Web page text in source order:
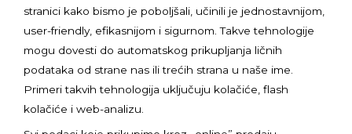
stranici kako bismo je poboljšali, učinili je jednostavnijom,
user-friendly, efikasnijom i sigurnom. Takve tehnologije
mogu dovesti do automatskog prikupljanja ličnih
podataka od strane nas ili trećih strana u naše ime.
Primeri takvih tehnologija uključuju kolačiće, flash
kolačiće i web-analizu.